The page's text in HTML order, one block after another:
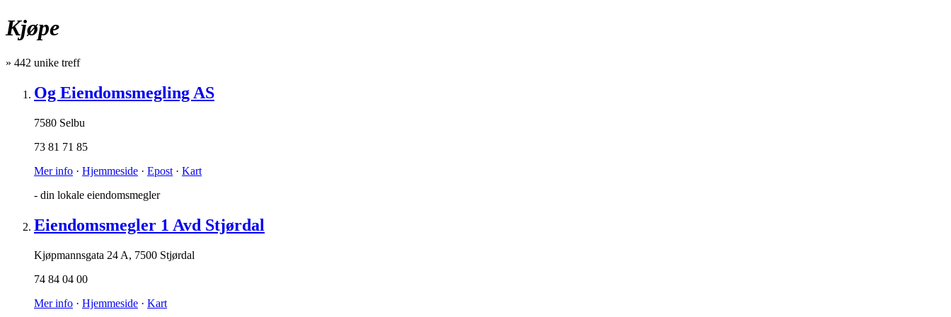
Kjøpe
» 442 unike treff
Og Eiendomsmegling AS
7580 Selbu
73 81 71 85
Mer info · Hjemmeside · Epost · Kart
- din lokale eiendomsmegler
Eiendomsmegler 1 Avd Stjørdal
Kjøpmannsgata 24 A, 7500 Stjørdal
74 84 04 00
Mer info · Hjemmeside · Kart